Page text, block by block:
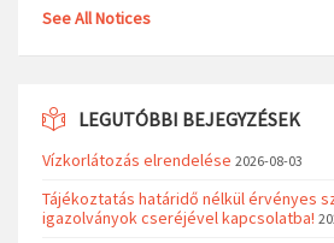
See All Notices
LEGUTÓBBI BEJEGYZÉSEK
Vízkorlátozás elrendelése 2026-08-03
Tájékoztatás határidő nélkül érvényes
igazolványok cseréjével kapcsolatba!